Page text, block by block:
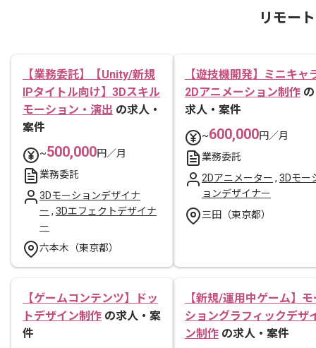
リモー
【業務委託】【Unity/新規
IPタイトル向け】3Dスキル
モーション・演出 の求人・
案件
~500,000円／月
業務委託
3Dモーションデザイナ
ー , 3Dエフェクトデザイナ
ー
六本木（東京都）
【遊技機開発】ミニキャ
2Dアニメーション制作 の
求人・案件
~600,000円／月
業務委託
2Dアニメーター , 3Dモー
ョンデザイナー
三田（東京都）
【ゲームコンテンツ】ドッ
トデザイン制作 の求人・案
件
【新規/運用中ゲーム】モ
ショングラフィックデザ
ン制作 の求人・案件